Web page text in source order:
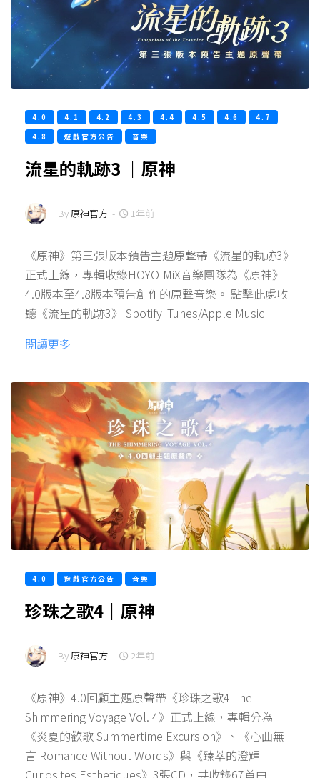
4.0 4.1 4.2 4.3 4.4 4.5 4.6
4.7
4.8
遊戲官方公告 音樂
流星的軌跡3 ｜原神
By 原神官方 - 1年前
《原神》第三張版本預告主題原聲帶《流星的軌跡3》
正式上線，專輯收錄HOYO-MiX音樂團隊為《原神》
4.0版本至4.8版本預告創作的原聲音樂。 點擊此處收
聽《流星的軌跡3》 Spotify iTunes/Apple Music
閱讀更多
4.0 遊戲官方公告 音樂
珍珠之歌4｜原神
By原神官方 - 2年前
《原神》4.0回顧主題原聲帶《珍珠之歌4 The
Shimmering Voyage Vol. 4》正式上線，專輯分為
《炎夏的歡歌 Summertime Excursion》、《心曲無
言 Romance Without Words》與《臻萃的澄輝
Curiosites Esthetiques》3張CD，共收錄67首由